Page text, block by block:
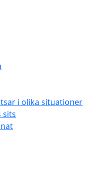
i olika situationer
sits